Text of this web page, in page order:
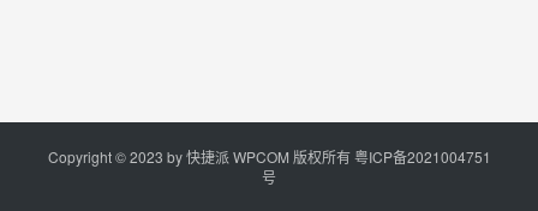
Copyright © 2023 by快捷派WPCOM 版权所有粤ICP备2021004751
号